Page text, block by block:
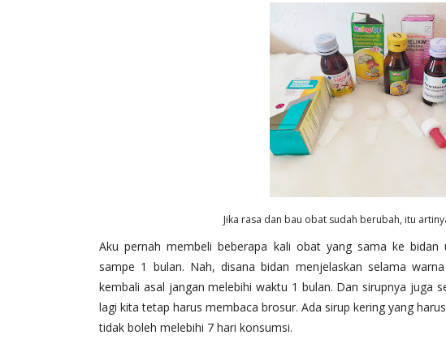
Jika rasa dan bau obat sudah berubah, itu
Aku pernah membeli beberapa kali obat yang sama ke bidan
sampe 1 bulan. Nah, disana bidan menjelaskan selama
kembali asal jangan melebihi waktu 1 bulan. Dan sirupnya juga
lagi kita tetap harus membaca brosur. Ada sirup kering yang
tidak boleh melebihi 7 hari konsumsi.